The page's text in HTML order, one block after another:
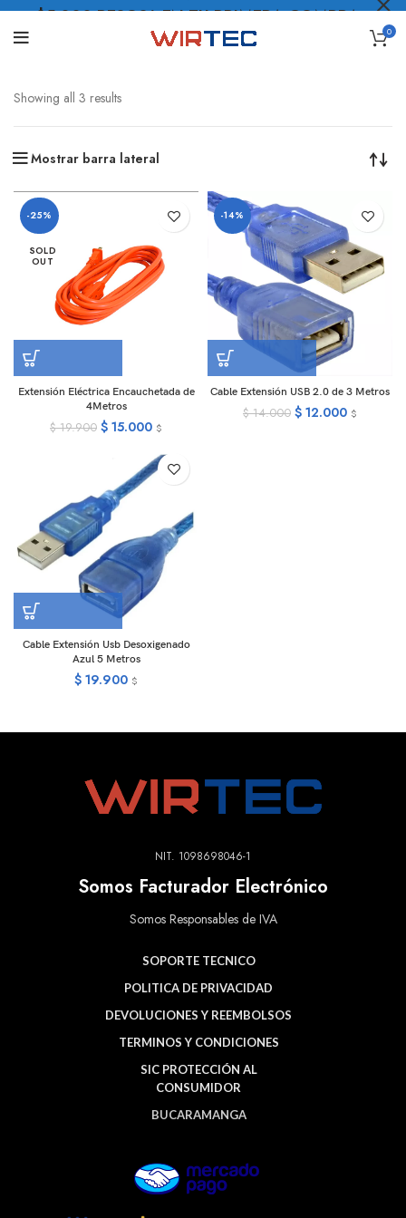
0
Showing all 3 results
Mostrar barra lateral
-25%
SOLD
OUT
Extensión Eléctrica Encauchetada de
4Metros
$19.900 $ 15.000 $
-14%
Cable Extensión USB 2.0 de 3 Metros
$14.000 $ 12.000 $
Cable Extensión Usb Desoxigenado
Azul 5 Metros
$ 19.900 $
NIT. 1098698046-1
Somos Facturador Electrónico
Somos Responsables de IVA
SOPORTE TECNICO
POLITICA DE PRIVACIDAD
DEVOLUCIONES Y REEMBOLSOS
TERMINOS Y CONDICIONES
SIC PROTECCIÓN AL
CONSUMIDOR
BUCARAMANGA
$5.000 PESOS* EN TU PRIMERA COMPRA